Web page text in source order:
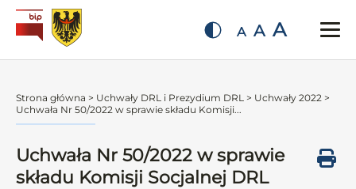
A A A
Strona główna > Uchwały DRL i Prezydium DRL > Uchwały 2022 >
Uchwała Nr 50/2022 w sprawie składu Komisji...
Uchwała Nr 50/2022 w sprawie
składu Komisji Socjalnej DRL